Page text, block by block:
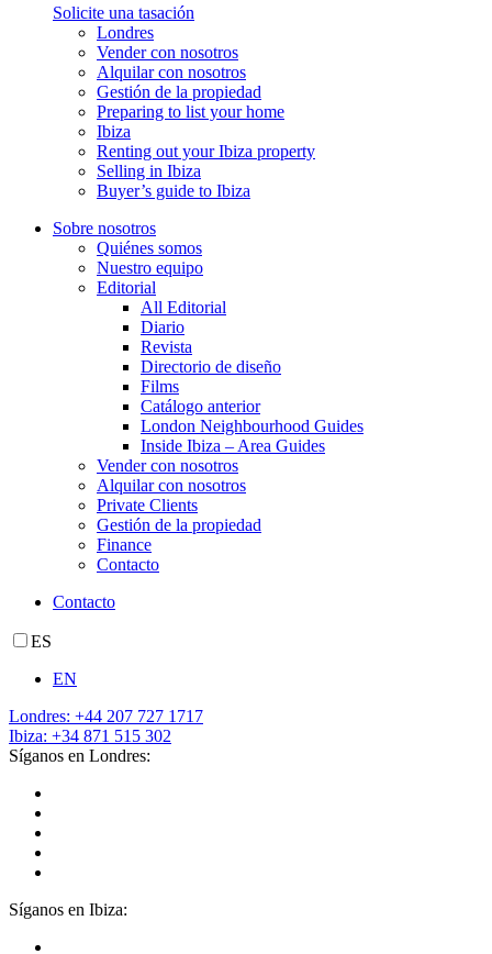
Solicite una tasación
Londres
Vender con nosotros
Alquilar con nosotros
Gestión de la propiedad
Preparing to list your home
Ibiza
Renting out your Ibiza property
Selling in Ibiza
Buyer’s guide to Ibiza
Sobre nosotros
Quiénes somos
Nuestro equipo
Editorial
All Editorial
Diario
Revista
Directorio de diseño
Films
Catálogo anterior
London Neighbourhood Guides
Inside Ibiza – Area Guides
Vender con nosotros
Alquilar con nosotros
Private Clients
Gestión de la propiedad
Finance
Contacto
Contacto
ES
EN
Londres: +44 207 727 1717
Ibiza: +34 871 515 302
Síganos en Londres:
Síganos en Ibiza: